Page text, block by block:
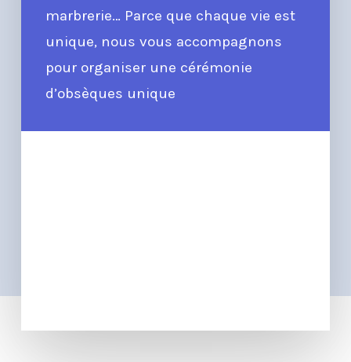
marbrerie… Parce que chaque vie est
unique, nous vous accompagnons
pour organiser une cérémonie
d’obsèques unique